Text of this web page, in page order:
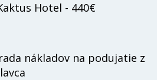
Hotel - 440€
nákladov na podujatie z